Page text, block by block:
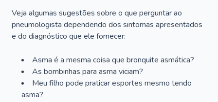
Veja algumas sugestões sobre o que perguntar ao
pneumologista dependendo dos sintomas apresentados
e do diagnóstico que ele fornecer:
Asma é a mesma coisa que bronquite asmática?
As bombinhas para asma viciam?
Meu filho pode praticar esportes mesmo tendo
asma?